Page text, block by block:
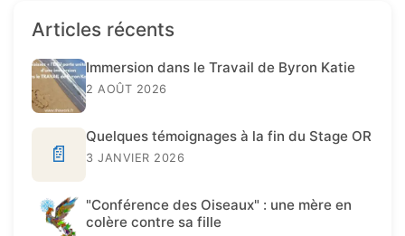
Articles récents
Immersion dans le Travail de Byron Katie
2 AOÛT 2026
📄
Quelques témoignages à la fin du Stage OR
3 JANVIER 2026
"Conférence des Oiseaux" : une mère en
colère contre sa fille